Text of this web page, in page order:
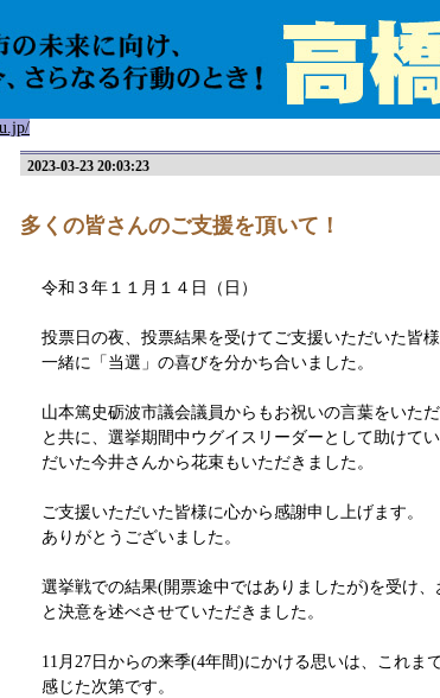
2023-03-23 20:03:23
多くの皆さんのご支援を頂いて！
令和３年１１月１４日（日）
投票日の夜、投票結果を受けてご支援いただいた皆様
一緒に「当選」の喜びを分かち合いました。
山本篤史砺波市議会議員からもお祝いの言葉をいただ
と共に、選挙期間中ウグイスリーダーとして助けて
だいた今井さんから花束もいただきました。
ご支援いただいた皆様に心から感謝申し上げます。
ありがとうございました。
選挙戦での結果(開票途中ではありましたが)を受け
と決意を述べさせていただきました。
11月27日からの来季(4年間)にかける思いは、これま
感じた次第です。